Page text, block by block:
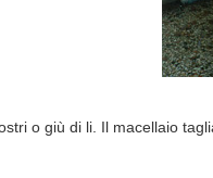
o giù di li. Il macellaio